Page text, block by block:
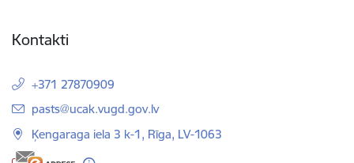
Kontakti
+371 27870909
E-pasts:
pasts@ucak.vugd.gov.lv
Ķengaraga iela 3 k-1, Rīga, LV-1063